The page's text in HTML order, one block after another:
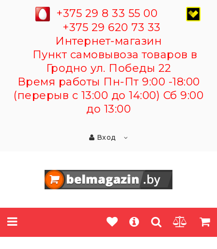
+375 29 8 33 55 00
+375 29 620 73 33
Интернет-магазин
Пункт самовывоза товаров в
Гродно ул. Победы 22
Время работы Пн-Пт 9:00 -18:00
(перерыв с 13:00 до 14:00) Сб 9:00
до 13:00
Вход